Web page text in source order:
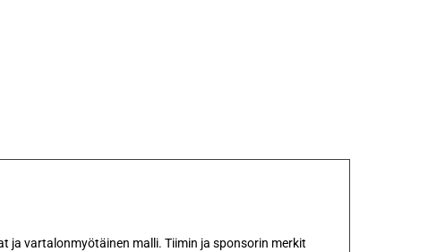
ja vartalonmyötäinen malli. Tiimin ja sponsorin merkit